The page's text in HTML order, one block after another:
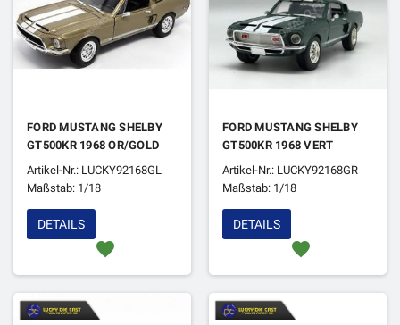
FORD MUSTANG SHELBY
GT500KR 1968 OR/GOLD
Artikel-Nr.: LUCKY92168GL
Maßstab: 1/18
favorite
DETAILS
FORD MUSTANG SHELBY
GT500KR 1968 VERT
Artikel-Nr.: LUCKY92168GR
Maßstab: 1/18
favorite
DETAILS